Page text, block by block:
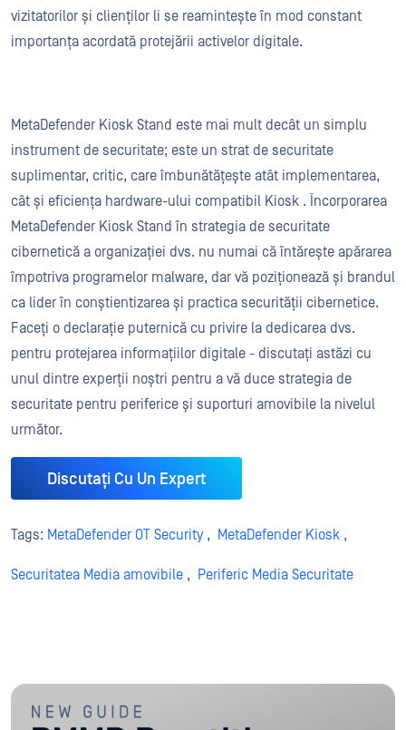
vizitatorilor și clienților li se reamintește în mod constant
importanța acordată protejării activelor digitale.
MetaDefender Kiosk Stand este mai mult decât un simplu
instrument de securitate; este un strat de securitate
suplimentar, critic, care îmbunătățește atât implementarea,
cât și eficiența hardware-ului compatibil Kiosk . Încorporarea
MetaDefender Kiosk Stand în strategia de securitate
cibernetică a organizației dvs. nu numai că întărește apărarea
împotriva programelor malware, dar vă poziționează și brandul
ca lider în conștientizarea și practica securității cibernetice.
Faceți o declarație puternică cu privire la dedicarea dvs.
pentru protejarea informațiilor digitale - discutați astăzi cu
unul dintre experții noștri pentru a vă duce strategia de
securitate pentru periferice și suporturi amovibile la nivelul
următor.
Discutați Cu Un Expert
Tags: MetaDefender OT Security, MetaDefender Kiosk ,
Securitatea Media amovibile , Periferic Media Securitate